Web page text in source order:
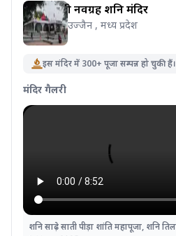
श्री नवग्रह शनि मंदिर
उज्जैन , मध्य प्रदेश
इस मंदिर में 300+ पूजा सम्पन्न हो चुकी हैं।
मंदिर गैलरी